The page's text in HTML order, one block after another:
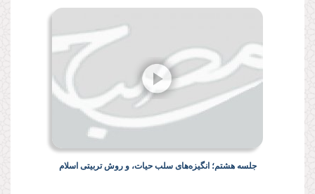
جلسه هشتم؛ انگیزه‌های سلب حیات، و روش تربیتی اسلام